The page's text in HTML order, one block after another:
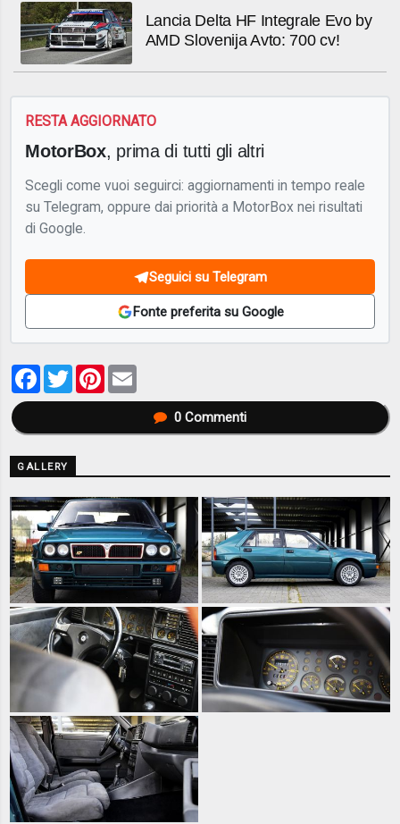
Lancia Delta HF Integrale Evo by
AMD Slovenija Avto: 700 cv!
RESTA AGGIORNATO
MotorBox, prima di tutti gli altri
Scegli come vuoi seguirci: aggiornamenti in tempo reale
su Telegram, oppure dai priorità a MotorBox nei risultati
di Google.
Seguici su Telegram
Fonte preferita su Google
Facebook
TwitterPinterest
0Commenti
GALLERY